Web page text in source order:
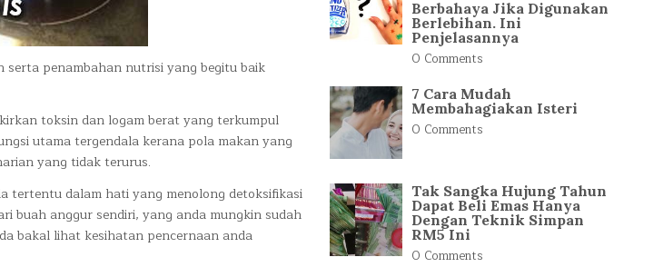
penambahan nutrisi yang begitu baik
toksin dan logam berat yang terkumpul
utama tergendala kerana pola makan yang
yang tidak terurus.
tertentu dalam hati yang menolong detoksifikasi
buah anggur sendiri, yang anda mungkin sudah
bakal lihat kesihatan pencernaan anda
Berbahaya Jika Digunakan
Berlebihan. Ini
Penjelasannya
0 Comments
7 Cara Mudah
Membahagiakan Isteri
0 Comments
Tak Sangka Hujung Tahun
Dapat Beli Emas Hanya
Dengan Teknik Simpan
RM5 Ini
0 Comments